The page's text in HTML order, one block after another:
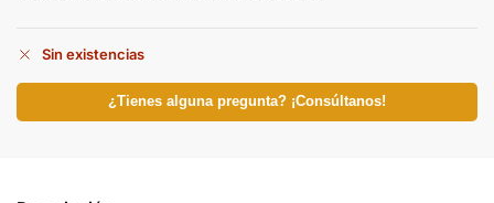
Sin existencias
¿Tienes alguna pregunta? ¡Consúltanos!